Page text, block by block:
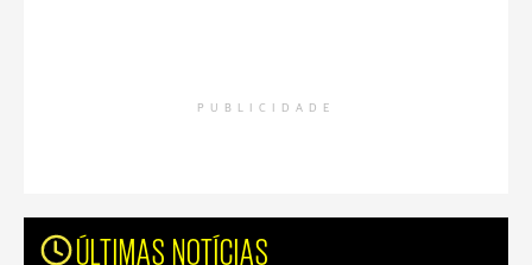
PUBLICIDADE
ÚLTIMAS NOTÍCIAS